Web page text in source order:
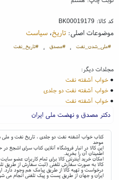
کد کالا: BK00019179
موضوعات اصلی:تاریخ،سیاست
#ملی_شدن_نفت ، #مصدق ، #تاریخ_نفت
مجلدات دیگر:
●خواب آشفته نفت
●خواب آشفته نفت دو جلدی
●خواب آشفته نفت
دکتر مصدق و نهضت ملی ایران
کتاب خواب آشفته نفت دو جلدی ، تاریخ نفت و ملی
موحد
این کالا در انبار فروشگاه آنلاین کتاب سرای اشجع
اطمینان آن را بخرید.
امکان خرید اینترنتی کالا برای تمام کاربران عضو
کالا به صورت سفارش تلفنی (ثبت سفارش از طریق
درخواست و تهیه کالا از طریق پیامک هم وجود دارد.
ایران و جهان از طریق پست و پیک تلفنی انجام می